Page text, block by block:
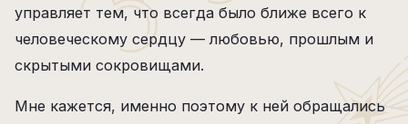
управляет тем, что всегда было ближе всего к
человеческому сердцу — любовью, прошлым и
скрытыми сокровищами.
Мне кажется, именно поэтому к ней обращались